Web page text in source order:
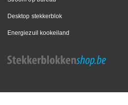
Desktop stekkerblok
Energiezuil kookeiland